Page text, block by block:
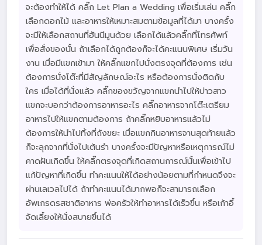
จะต้องทำให้ได้ คลิ๊ก Let Plan a Wedding เพื่อเริ่มเล่น คลิ๊ก
เลือกดอกไม้ และอาหารให้เหมาะสมตามข้อมูลที่ได้มา บางครั้ง
จะมีให้เลือกสถานที่ฮันนีมูนด้วย เลือกได้แล้วคลิ๊กที่โทรศัพท์
เพื่อสั่งของนั้น ถ้าเลือกได้ถูกต้องก็จะได้คะแนนพิเศษ เริ่มวัน
งาน เมื่อมีแขกเข้ามา ให้คลิ๊กแขกไปนั่งตรงจุดที่ต้องการ เช่น
ต้องการนั่งโต๊ะที่มีสัญลักษณ์อะไร หรือต้องการนั่งติดกับ
ใคร เมื่อได้ที่นั่งแล้ว คลิ๊กของขวัญจากแขกนำไปให้บ่าวสาว
แขกจะบอกว่าต้องการอาหารอะไร คลิ๊กอาหารจากโต๊ะเตรียม
อาหารไปให้แขกตามต้องการ ถ้าคลิ๊กหยิบอาหารแล้วไม่
ต้องการให้นำไปทิ้งที่ถังขยะ เมื่อแขกกินอาหารจานสุดท้ายแล้ว
ก็จะลุกจากที่นั่งไปเต้นรำ บางครั้งจะมีปัญหาหรือเหตุการณ์ไม่
คาดฝันเกิดขึ้น ให้คลิ๊กตรงจุดที่เกิดสถานการณ์นั้นเพื่อเข้าไป
แก้ปัญหาที่เกิดขึ้น ทำคะแนนให้ได้อย่างน้อยตามที่กำหนดจึงจะ
ผ่านเลเวลไปได้ ถ้าทำคะแนนได้มากพอก็จะสามารถเลือก
อัพเกรดรสชาติอาหาร พ่อครัวให้ทำอาหารได้เร็วขึ้น หรือเก้าอี้
จัดเลี้ยงให้นั่งสบายขึ้นได้